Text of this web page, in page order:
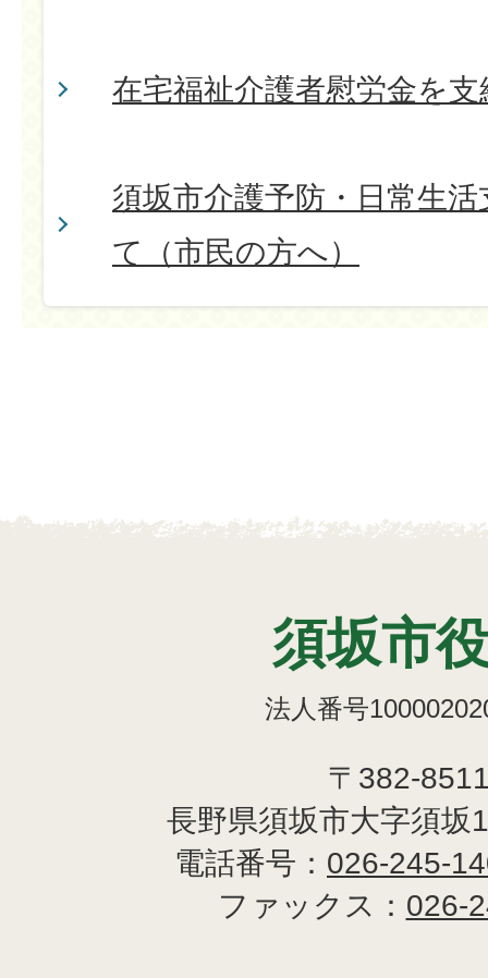
在宅福祉介護者慰労金を
須坂市介護予防・日常生
て（市民の方へ）
須坂市
法人番号
〒382-
長野県須坂市大字須坂
電話番号： 026-245-
ファックス： 026-